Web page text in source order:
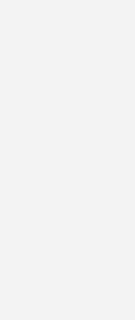
Die
Liefer- und
Februar sorgten
(BEG) und dem
bei den
Im letzten
massiv ein. Der
fort. Die
bis Juni 2024 lag